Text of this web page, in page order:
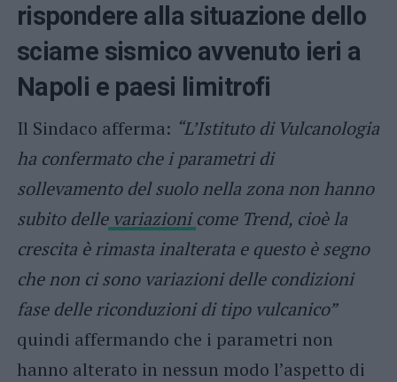
rispondere alla situazione dello
sciame sismico avvenuto ieri a
Napoli e paesi limitrofi
Il Sindaco afferma: “L’Istituto di Vulcanologia
ha confermato che i parametri di
sollevamento del suolo nella zona non hanno
subito dellevariazionicome Trend, cioè la
crescita è rimasta inalterata e questo è segno
che non ci sono variazioni delle condizioni
fase delle riconduzioni di tipo vulcanico”
quindi affermando che i parametri non
hanno alterato in nessun modo l’aspetto di